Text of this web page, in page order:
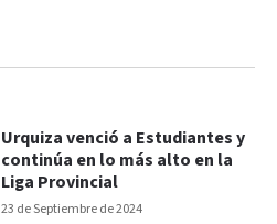
23 de Septiembre de 2024
Urquiza venció a Estudiantes y
continúa en lo más alto en la
Liga Provincial